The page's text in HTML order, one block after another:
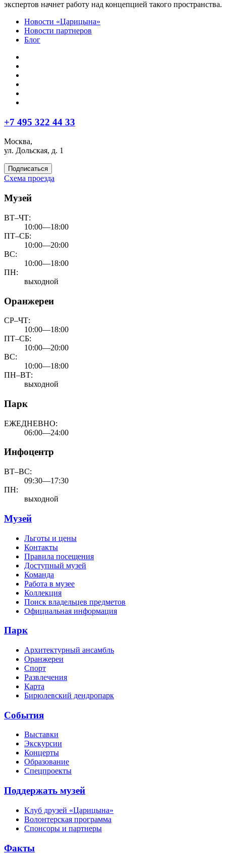
экспертов начнет работу над концепцией такого пространства.
Новости «Царицына»
Новости партнеров
Блог
+7 495 322 44 33
Москва,
ул. Дольская, д. 1
Подписаться
Схема проезда
Музей
ВТ–ЧТ:
10:00—18:00
ПТ–СБ:
10:00—20:00
ВС:
10:00—18:00
ПН:
выходной
Оранжереи
СР–ЧТ:
10:00—18:00
ПТ–СБ:
10:00—20:00
ВС:
10:00—18:00
ПН–ВТ:
выходной
Парк
ЕЖЕДНЕВНО:
06:00—24:00
Инфоцентр
ВТ–ВС:
09:30—17:30
ПН:
выходной
Музей
Льготы и цены
Контакты
Правила посещения
Доступный музей
Команда
Работа в музее
Коллекция
Поиск владельцев предметов
Официальная информация
Парк
Архитектурный ансамбль
Оранжереи
Спорт
Развлечения
Карта
Бирюлевский дендропарк
События
Выставки
Экскурсии
Концерты
Образование
Спецпроекты
Поддержать музей
Клуб друзей «Царицына»
Волонтерская программа
Спонсоры и партнеры
Факты